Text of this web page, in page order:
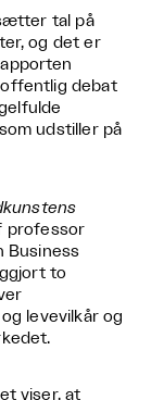
tal på
og det er
offentlig debat
udstiller på
professor
Business
to
levevilkår og
viser, at